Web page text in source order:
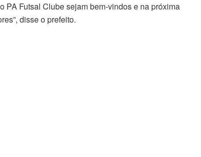
PA Futsal Clube sejam bem-vindos e na próxima
disse o prefeito.